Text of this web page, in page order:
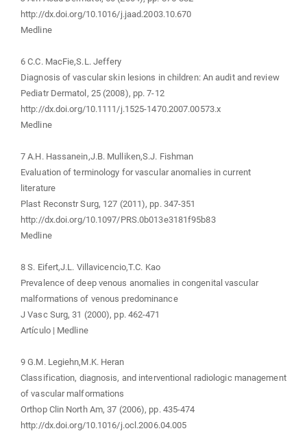
http://dx.doi.org/10.1016/j.jaad.2003.10.670
Medline
6 C.C. MacFie,S.L. Jeffery
Diagnosis of vascular skin lesions in children: An audit and review
Pediatr Dermatol, 25 (2008), pp. 7-12
http://dx.doi.org/10.1111/j.1525-1470.2007.00573.x
Medline
7 A.H. Hassanein,J.B. Mulliken,S.J. Fishman
Evaluation of terminology for vascular anomalies in current
literature
Plast Reconstr Surg, 127 (2011), pp. 347-351
http://dx.doi.org/10.1097/PRS.0b013e3181f95b83
Medline
8 S. Eifert,J.L. Villavicencio,T.C. Kao
Prevalence of deep venous anomalies in congenital vascular
malformations of venous predominance
J Vasc Surg, 31 (2000), pp. 462-471
Artículo | Medline
9 G.M. Legiehn,M.K. Heran
Classification, diagnosis, and interventional radiologic management
of vascular malformations
Orthop Clin North Am, 37 (2006), pp. 435-474
http://dx.doi.org/10.1016/j.ocl.2006.04.005